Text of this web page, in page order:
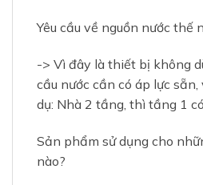
Yêu cầu về nguồn nước thế
-> Vì đây là thiết bị không
cầu nước cần có áp lực
dụ: Nhà 2 tầng, thì tầng 1
Sản phẩm sử dụng cho
nào?